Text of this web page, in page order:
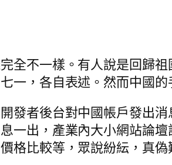
全不一樣。有人說是回歸
一，各自表述。然而中國
發者後台對中國帳戶發出
一出，產業內大小網站論
格比較等，眾說紛紜，真偽